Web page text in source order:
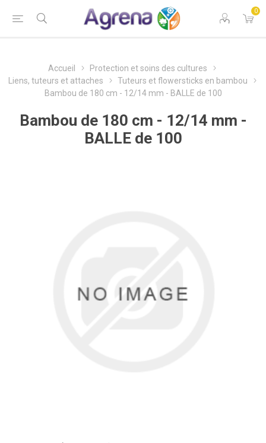
0
Accueil
Protection et soins des cultures
Liens, tuteurs et attaches
Tuteurs et flowersticks en bambou
Bambou de 180 cm - 12/14 mm - BALLE de 100
Bambou de 180 cm - 12/14 mm -
BALLE de 100